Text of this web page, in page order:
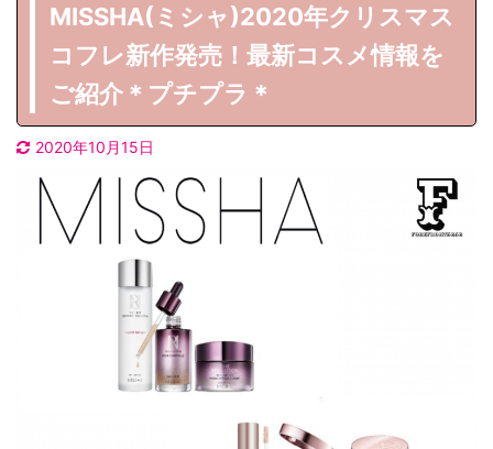
MISSHA(ミシャ)2020年クリスマス
コフレ新作発売！最新コスメ情報を
ご紹介＊プチプラ＊
2020年10月15日